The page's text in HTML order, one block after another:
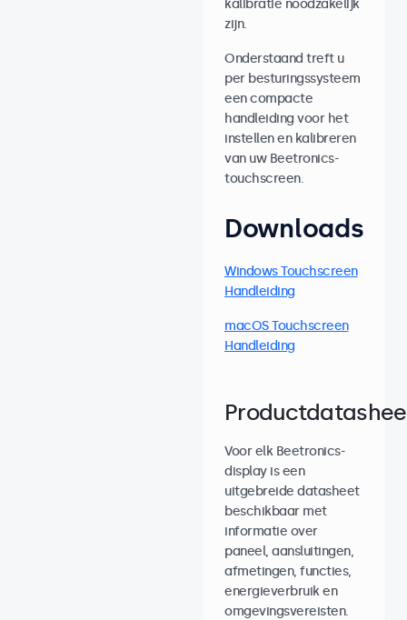
kalibratie noodzakelijk
zijn.
Onderstaand treft u
per besturingssysteem
een compacte
handleiding voor het
instellen en kalibreren
van uw Beetronics-
touchscreen.
Downloads
Windows Touchscreen
Handleiding
macOS Touchscreen
Handleiding
Voor elk Beetronics-
display is een
uitgebreide datasheet
beschikbaar met
informatie over
paneel, aansluitingen,
afmetingen, functies,
energieverbruik en
omgevingsvereisten.